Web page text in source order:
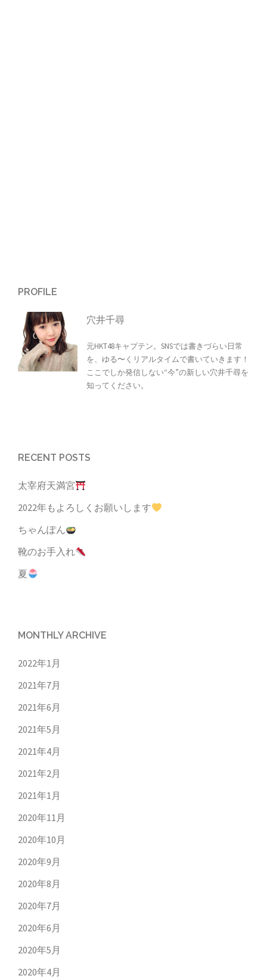
PROFILE
穴井千尋
元HKT48キャプテン。SNSでは書きづらい日常
を、ゆる〜くリアルタイムで書いていきます！
ここでしか発信しない“今”の新しい穴井千尋を
知ってください。
RECENT POSTS
太宰府天満宮
2022年もよろしくお願いします
ちゃんぽん
靴のお手入れ
夏
MONTHLY ARCHIVE
2022年1月
2021年7月
2021年6月
2021年5月
2021年4月
2021年2月
2021年1月
2020年11月
2020年10月
2020年9月
2020年8月
2020年7月
2020年6月
2020年5月
2020年4月